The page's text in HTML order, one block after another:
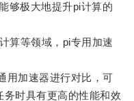
够极大地提升pi计算的
等领域，pi专用加速
加速器进行对比，可
务时具有更高的性能和效